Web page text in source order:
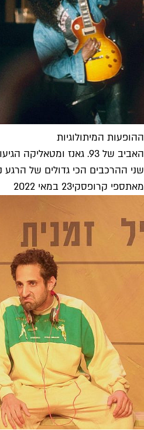
ההופעות המיתולוגיות
האביב של 93. גאנז ומטאליקה הגיעו לפארק, אבל רק אחת באמת נכחה
שני ההרכבים הכי גדולים של הרגע נחתו פה באביב של 1993 זו אחר
מאתספי קרופסקי23 במאי 2022